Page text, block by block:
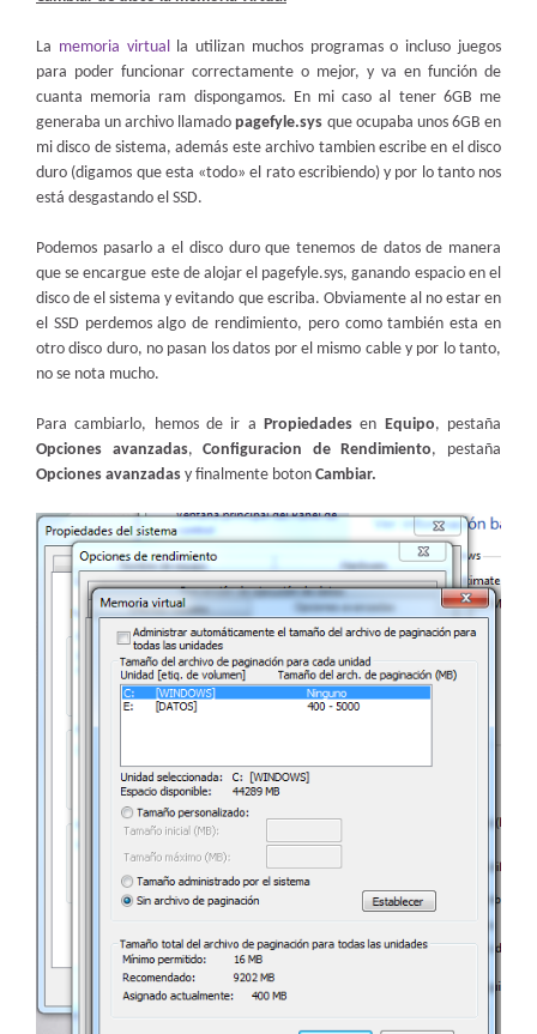
La memoria virtual
la utilizan muchos programas o incluso juegos
para poder funcionar correctamente o mejor, y va en función de
cuanta memoria ram dispongamos. En mi caso al tener 6GB me
generaba un archivo llamadopagefyle.sys que ocupaba unos 6GB en
mi disco de sistema, además este archivo tambien escribe en el disco
duro (digamos que esta «todo» el rato escribiendo) y por lo tanto nos
está desgastando el SSD.
Podemos pasarlo a el disco duro que tenemos de datos de manera
que se encargue este de alojar el pagefyle.sys, ganando espacio en el
disco de el sistema y evitando que escriba. Obviamente al no estar en
el SSD perdemos algo de rendimiento, pero como también esta en
otro disco duro, no pasan los datos por el mismo cable y por lo tanto,
no se nota mucho.
Para cambiarlo, hemos de ir a Propiedades en Equipo, pestaña
Opciones avanzadas,Configuracion de Rendimiento, pestaña
Opciones avanzadas y finalmente boton Cambiar.